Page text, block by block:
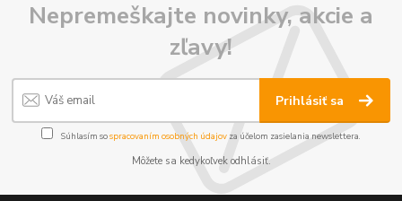
Nepremeškajte novinky, akcie a
zľavy!
Prihlásiť sa
Súhlasím sospracovaním osobných údajov za účelom zasielania newslettera.
Môžete sa kedykoľvek odhlásiť.